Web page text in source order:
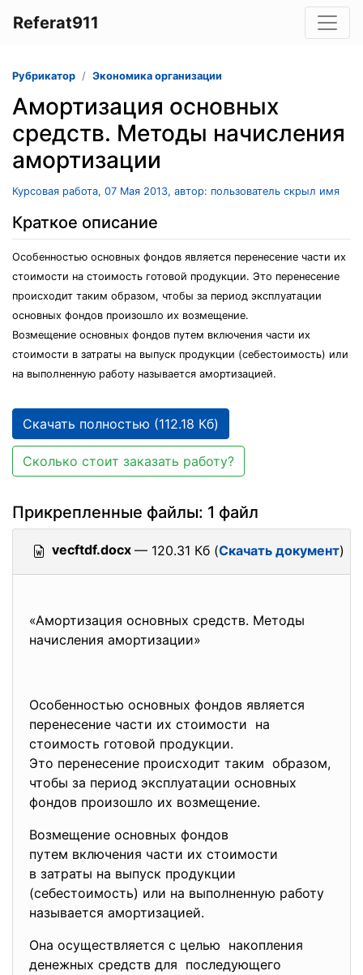
Referat911
Рубрикатор Экономика организации
Амортизация основных
средств. Методы начисления
амортизации
Курсовая работа, 07 Мая 2013, автор: пользователь скрыл имя
Краткое описание
Особенностью основных фондов является перенесение части их
стоимости на стоимость готовой продукции. Это перенесение
происходит таким образом, чтобы за период эксплуатации
основных фондов произошло их возмещение.
Возмещение основных фондов путем включения части их
стоимости в затраты на выпуск продукции (себестоимость) или
на выполненную работу называется амортизацией.
Скачать полностью (112.18 Кб)
Сколько стоит заказать работу?
Прикрепленные файлы: 1 файл
vecftdf.docx — 120.31 Кб (Скачать документ)
«Амортизация основных средств. Методы
начисления амортизации»
Особенностью основных фондов является
перенесение части их стоимости на
стоимость готовой продукции.
Это перенесение происходит таким образом,
чтобы за период эксплуатации основных
фондов произошло их возмещение.
Возмещение основных фондов
путем включения части их стоимости
в затраты на выпуск продукции
(себестоимость) или на выполненную работу
называется амортизацией.
Она осуществляется с целью накопления
денежных средств для последующего